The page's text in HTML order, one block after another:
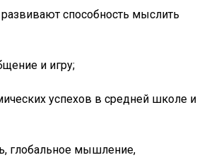
способность мыслить
и игру;
успехов в средней школе и
глобальное мышление,